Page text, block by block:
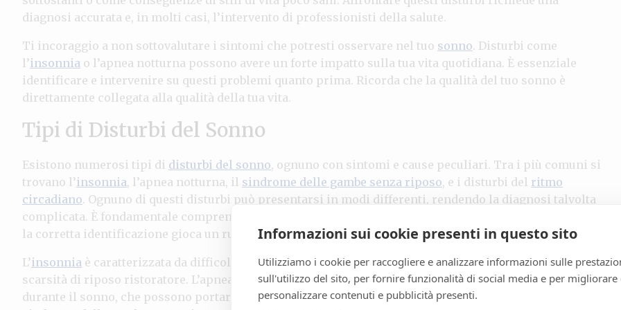
diagnosi accurata e, in molti casi, l’intervento di professionisti della salute.
Ti incoraggio a non sottovalutare i sintomi che potresti osservare nel tuo sonno. Disturbi come
l’insonnia o l’apnea notturna possono avere un forte impatto sulla tua vita quotidiana. È essenziale
identificare e intervenire su questi problemi quanto prima. Ricorda che la qualità del tuo sonno è
direttamente collegata alla qualità della tua vita.
Tipi di Disturbi del Sonno
Esistono numerosi tipi di disturbi del sonno, ognuno con sintomi e cause peculiari. Tra i più comuni si
trovano l’insonnia, l’apnea notturna, il sindrome delle gambe senza riposo, e i disturbi del ritmo
circadiano. Ognuno di questi disturbi può presentarsi in modi differenti, rendendo la diagnosi talvolta
complicata. È fondamentale comprendere quale tipo di
la corretta identificazione gioca un ruolo cruciale nel trattamento.
L’insonnia è caratterizzata da difficoltà nel prendere sonno o nel mantenere il sonno, comportando una
scarsità di riposo ristoratore. L’apnea notturna, d’altra parte, coinvolge interruzioni della respirazione
durante il sonno, che possono portare a una significativa riduzione della qualità del sonno
Informazioni sui cookie presenti in questo sito
Utilizziamo i cookie per raccogliere e analizzare informazioni sulle
sull'utilizzo del sito, per fornire funzionalità di social media e per migliorare
personalizzare contenuti e pubblicità presenti.